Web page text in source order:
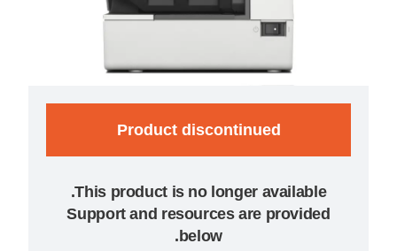
Product discontinued
Support and resources are provided
below.